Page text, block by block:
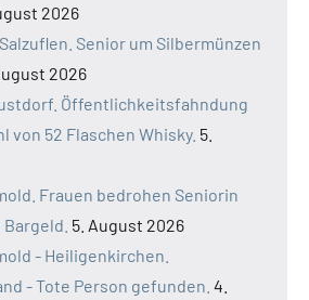
2026
Senior um Silbermünzen
2026
Öffentlichkeitsfahndung
von 52 Flaschen Whisky. 5.
Frauen bedrohen Seniorin
5. August 2026
- Heiligenkirchen.
- Tote Person gefunden. 4.